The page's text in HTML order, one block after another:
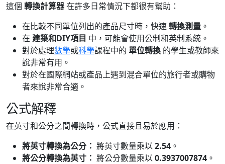
這個 轉換計算器在許多日常情況下都很有幫助：
在比較不同單位列出的產品尺寸時，快速轉換測量 。
在 建築和DIY項目 中，可能會使用公制和英制系統。
對於處理數學或科學課程中的 單位轉換 的學生或教師來
說非常有用。
對於在國際網站或產品上遇到混合單位的旅行者或購物
者來說非常合適。
公式解釋
在英寸和公分之間轉換時，公式直接且易於應用：
將英寸轉換為公分： 將英寸數量乘以2.54 。
將公分轉換為英寸： 將公分數量乘以0.3937007874 。